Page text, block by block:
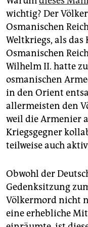
wichtig? Der
Osmanischen
Weltkriegs, als
Osmanischen
Wilhelm II. hatte
osmanischen
in den Orient
allermeisten den
weil die Armenier
Kriegsgegner
teilweise auch
Obwohl der
Gedenksitzung
Völkermord nicht
eine erhebliche